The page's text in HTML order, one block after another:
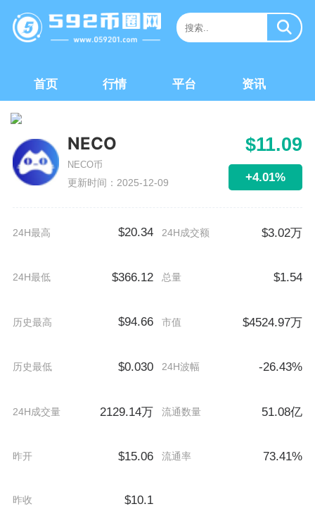
首页 行情 平台 资讯
NECO
NECO币
更新时间：2025-12-09
$11.09
+4.01%
24H最高 $20.34 24H成交额 $3.02万
24H最低 $366.12 总量 $1.54
历史最高 $94.66 市值 $4524.97万
历史最低 $0.030 24H波幅 -26.43%
24H成交量 2129.14万 流通数量 51.08亿
昨开 $15.06 流通率 73.41%
昨收 $10.1